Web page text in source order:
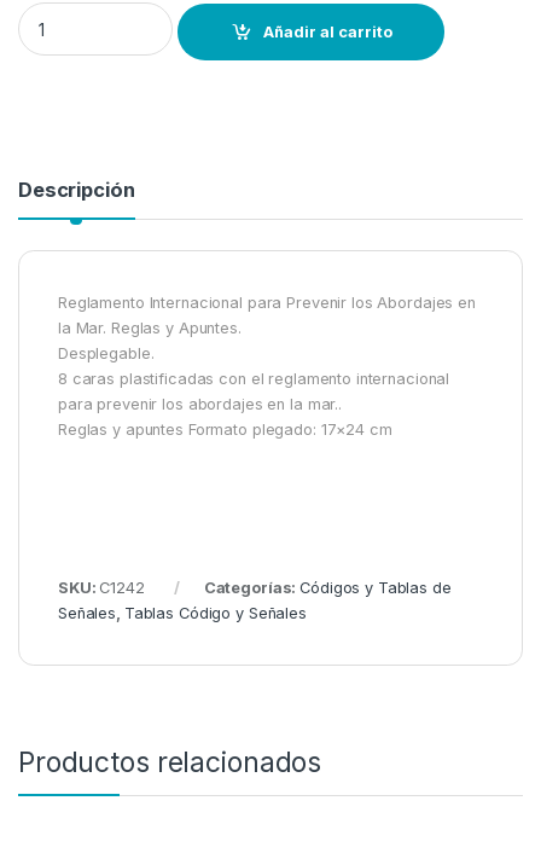
.Tabla de Luces y Marcas, DESPLEGABLE .17×24 cm quantity
Añadir al carrito
Descripción
Reglamento Internacional para Prevenir los Abordajes en
la Mar. Reglas y Apuntes.
Desplegable​.
8 caras plastificadas con el reglamento internacional
para prevenir los abordajes en la mar..
Reglas y apuntes Formato plegado: 17×24 cm
SKU: C1242 Categorías:Códigos y Tablas de
Señales Tablas Código y Señales
Productos relacionados